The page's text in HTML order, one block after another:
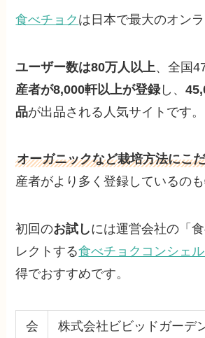
食べチョク は日本で最大のオンラ
ユーザー数は80万人以上、全国
産者が8,000軒以上が登録し、
品が出品される人気サイトです。
オーガニックなど栽培方法にこ
産者がより多く登録しているのも
初回のお試しには運営会社の「
レクトする食べチョクコンシェ
得でおすすめです。
会
株式会社ビビッドガーデ